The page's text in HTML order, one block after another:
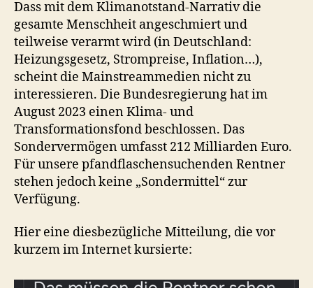
Dass mit dem Klimanotstand-Narrativ die
gesamte Menschheit angeschmiert und
teilweise verarmt wird (in Deutschland:
Heizungsgesetz, Strompreise, Inflation…),
scheint die Mainstreammedien nicht zu
interessieren. Die Bundesregierung hat im
August 2023 einen Klima- und
Transformationsfond beschlossen. Das
Sondervermögen umfasst 212 Milliarden Euro.
Für unsere pfandflaschensuchenden Rentner
stehen jedoch keine „Sondermittel“ zur
Verfügung.
Hier eine diesbezügliche Mitteilung, die vor
kurzem im Internet kursierte: